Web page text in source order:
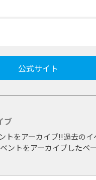
公式サイト
ブ
トをアーカイブ!!過去の
ントをアーカイブしたペー